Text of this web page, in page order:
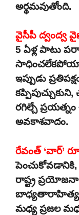
అర్థమవుతోంది.
వైసీపీ ద్వంద్వ
5 ఏళ్ల పాటు
ఇప్పుడు
రగిల్చే ప్రయత్నం
అవకాశవాదం.
రేవంత్ ‘వార్’
రాష్ట్ర
మధ్య ప్రజల